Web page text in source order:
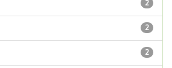
2
2
2